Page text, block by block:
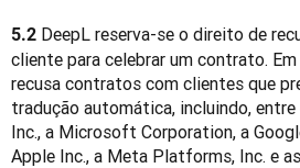
5.2 DeepL reserva-se o direito de
cliente para celebrar um contrato.
recusa contratos com clientes que
tradução automática, incluindo,
Inc., a Microsoft Corporation, a
Apple Inc., a Meta Platforms, Inc. e